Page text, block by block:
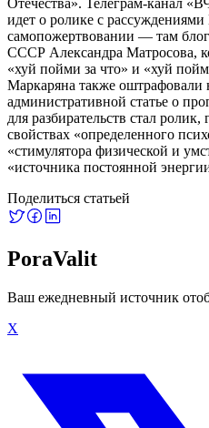
идет о ролике с
самопожертвовании — там
СССР Александра Матросова,
«хуй пойми за что» и «хуй
Маркаряна также оштрафовали
административной статье о
для разбирательств стал ролик,
свойствах «определенного
«стимулятора физической и
«источника постоянной
Поделиться статьей
PoraValit
Ваш ежедневный источник
X